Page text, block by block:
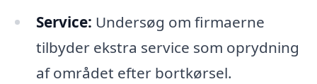
Service: Undersøg om firmaerne
tilbyder ekstra service som oprydning
af området efter bortkørsel.